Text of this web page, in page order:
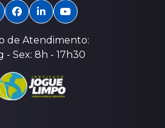
de Atendimento:
- Sex: 8h - 17h30